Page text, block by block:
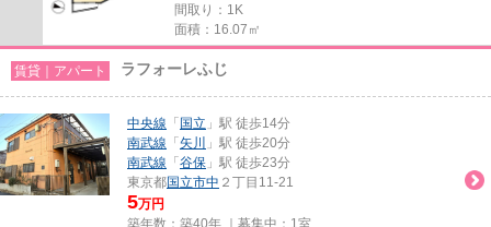
間取り：1K
面積：16.07㎡
賃貸｜アパート ラフォーレふじ
中央線 「 国立 」駅 徒歩14分
南武線 「 矢川
」駅 徒歩20分
南武線 「 谷保 」駅 徒歩23分
東京都国立市中 ２丁目11-21
5万円
築年数：築40年 ｜募集中： 1室